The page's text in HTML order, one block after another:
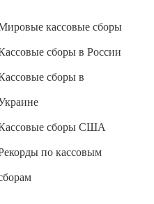
кассовые сборы
сборы в России
сборы в
сборы США
по кассовым